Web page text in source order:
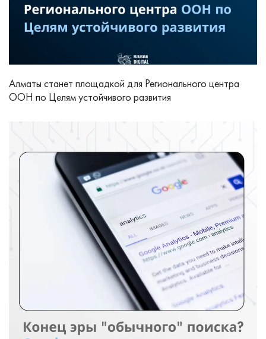
Алматы станет площадкой для Регионального центра
ООН по Целям устойчивого развития